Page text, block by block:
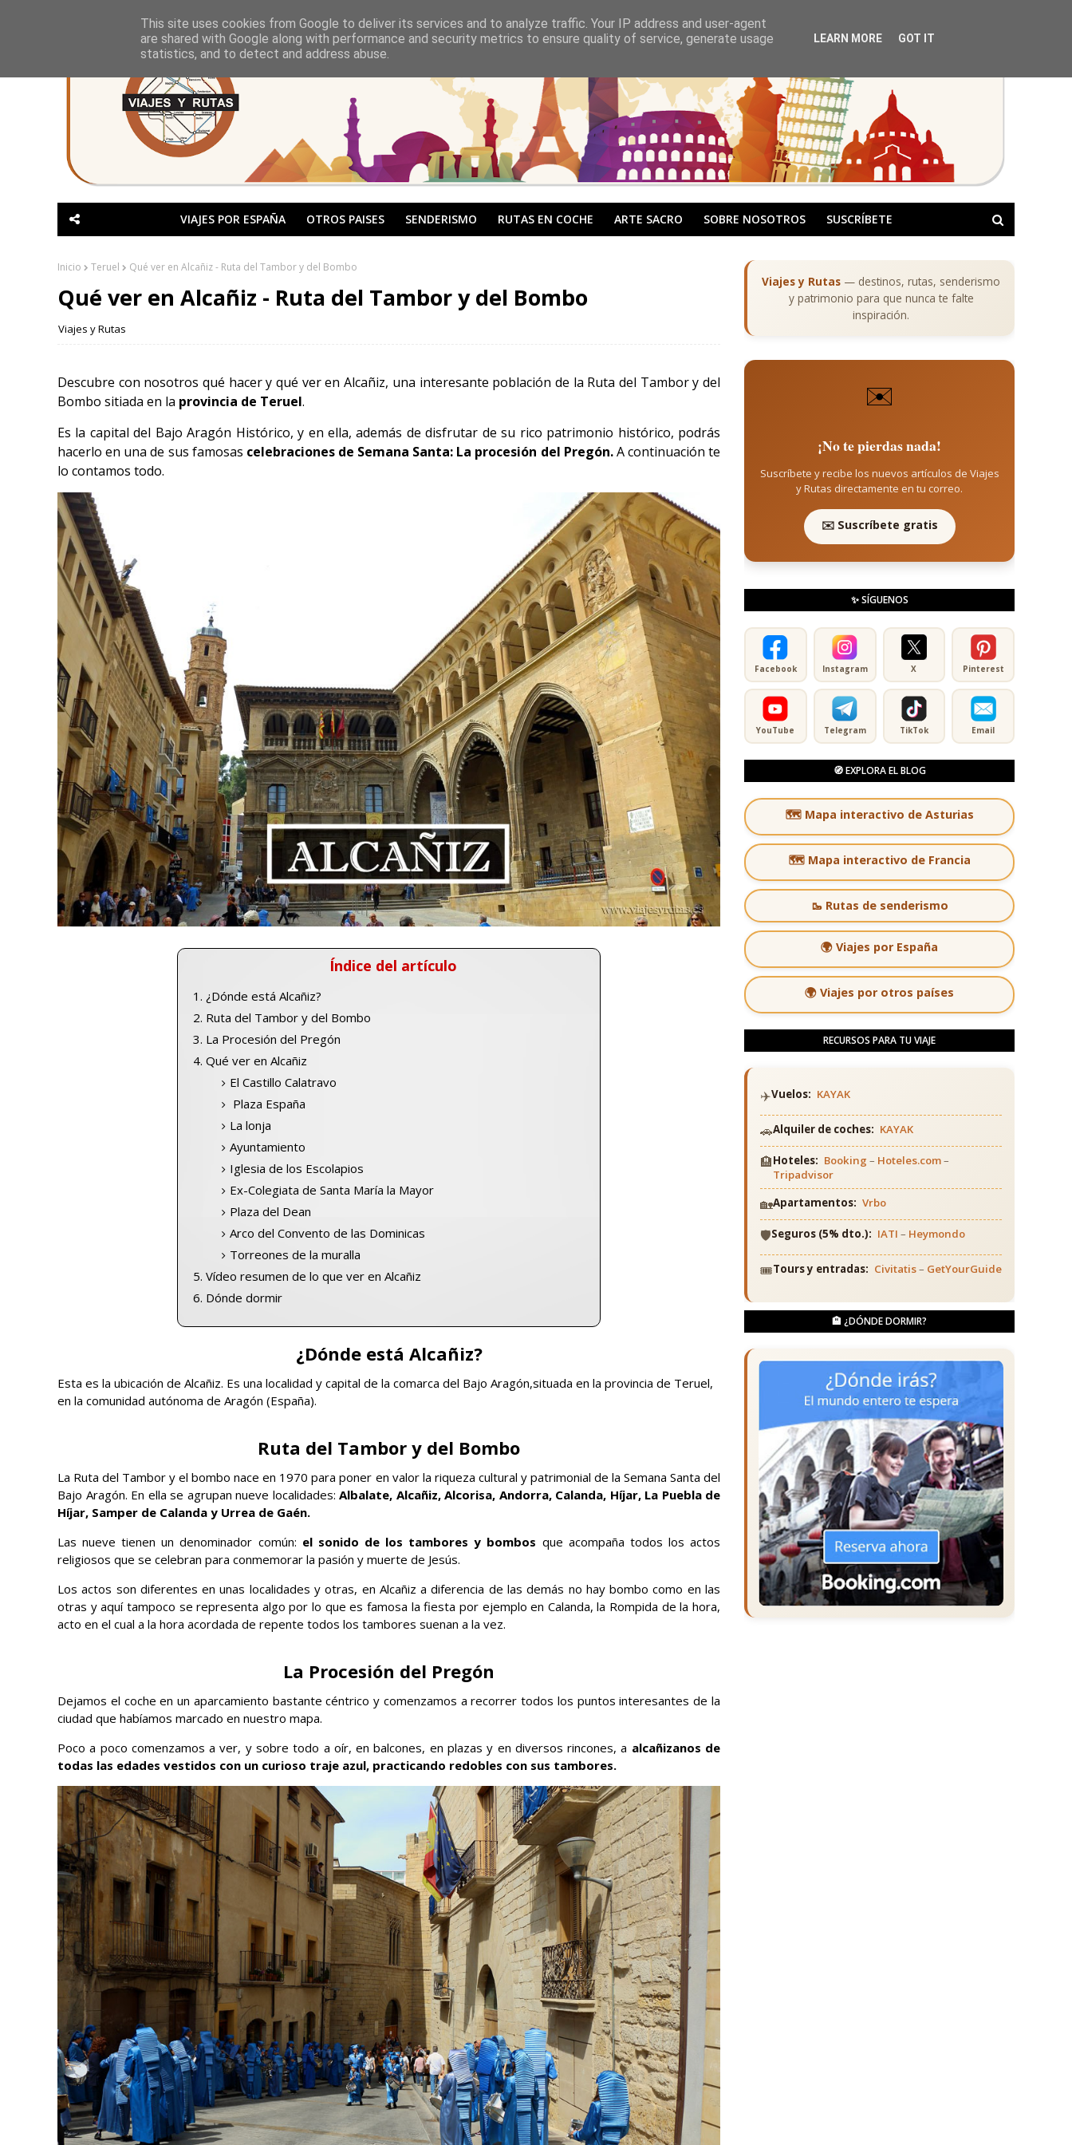
VIAJES POR ESPAÑA OTROS PAISES SENDERISMO RUTAS EN COCHE ARTE SACRO SOBRE NOSOTROS SUSCRÍBETE
Inicio Teruel Qué ver en Alcañiz - Ruta del Tambor y del Bombo
Qué ver en Alcañiz - Ruta del Tambor y del Bombo
Viajes y Rutas
Descubre con nosotros qué hacer y qué ver en Alcañiz, una interesante población de la Ruta del Tambor y del
Bombo sitiada en la provincia de Teruel.
Es la capital del Bajo Aragón Histórico, y en ella, además de disfrutar de su rico patrimonio histórico, podrás
hacerlo en una de sus famosas celebraciones de Semana Santa: La procesión del Pregón.A continuación te
lo contamos todo.
Índice del artículo
¿Dónde está Alcañiz?
Ruta del Tambor y del Bombo
La Procesión del Pregón
Qué ver en Alcañiz
El Castillo Calatravo
Plaza España
La lonja
Ayuntamiento
Iglesia de los Escolapios
Ex-Colegiata de Santa María la Mayor
Plaza del Dean
Arco del Convento de las Dominicas
Torreones de la muralla
Vídeo resumen de lo que ver en Alcañiz
Dónde dormir
¿Dónde está Alcañiz?
Esta es la ubicación de Alcañiz. Es una localidad y capital de la comarca del Bajo Aragón,situada en la provincia de Teruel,
en la comunidad autónoma de Aragón (España).
Ruta del Tambor y del Bombo
La Ruta del Tambor y el bombo nace en 1970 para poner en valor la riqueza cultural y patrimonial de la Semana Santa del
Bajo Aragón. En ella se agrupan nueve localidades: Albalate, Alcañiz, Alcorisa, Andorra, Calanda, Híjar, La Puebla de
Híjar, Samper de Calanda y Urrea de Gaén.
Las nueve tienen un denominador común: el sonido de los tambores y bombos que acompaña todos los actos
religiosos que se celebran para conmemorar la pasión y muerte de Jesús.
Los actos son diferentes en unas localidades y otras, en Alcañiz a diferencia de las demás no hay bombo como en las
otras y aquí tampoco se representa algo por lo que es famosa la fiesta por ejemplo en Calanda, la Rompida de la hora,
acto en el cual a la hora acordada de repente todos los tambores suenan a la vez.
La Procesión del Pregón
Dejamos el coche en un aparcamiento bastante céntrico y comenzamos a recorrer todos los puntos interesantes de la
ciudad que habíamos marcado en nuestro mapa.
Poco a poco comenzamos a ver, y sobre todo a oír, en balcones, en plazas y en diversos rincones, a alcañizanos de
todas las edades vestidos con un curioso traje azul, practicando redobles con sus tambores.
Viajes y Rutas — destinos, rutas, senderismo
y patrimonio para que nunca te falte
inspiración.
✉️
¡No te pierdas nada!
Suscríbete y recibe los nuevos artículos de Viajes
y Rutas directamente en tu correo.
✉️ Suscríbete gratis
✨ SÍGUENOS
Facebook Instagram X Pinterest
YouTube Telegram TikTok Email
🧭 EXPLORA EL BLOG
🗺️ Mapa interactivo de Asturias
🗺️ Mapa interactivo de Francia
🥾 Rutas de senderismo
🌍 Viajes por España
🌍 Viajes por otros países
RECURSOS PARA TU VIAJE
✈️Vuelos: KAYAK
🚗Alquiler de coches: KAYAK
🏨Hoteles: Booking – Hoteles.com–
Tripadvisor
🏡Apartamentos: Vrbo
🛡️Seguros (5% dto.): IATI – Heymondo
🎟️Tours y entradas: Civitatis– GetYourGuide
🏨 ¿DÓNDE DORMIR?
This site uses cookies from Google to deliver its services and to analyze traffic. Your IP address and user-agent
are shared with Google along with performance and security metrics to ensure quality of service, generate usage
statistics, and to detect and address abuse.
LEARN MORE GOT IT